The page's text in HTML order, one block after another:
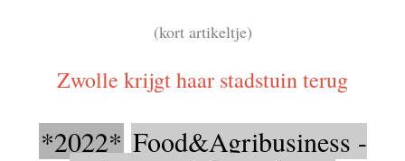
(kort artikeltje)
Zwolle krijgt haar stadstuin terug
*2022* Food&Agribusiness -